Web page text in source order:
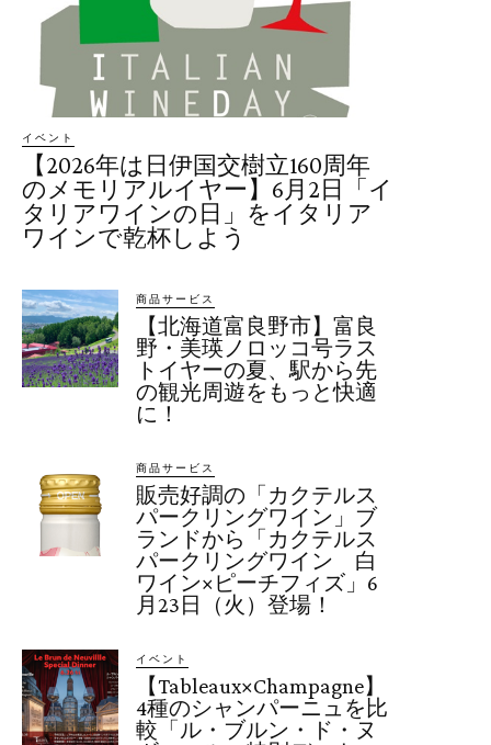
イベント
【2026年は日伊国交樹立160周年
のメモリアルイヤー】6月2日「イ
タリアワインの日」をイタリア
ワインで乾杯しよう
商品サービス
【北海道富良野市】富良
野・美瑛ノロッコ号ラス
トイヤーの夏、駅から先
の観光周遊をもっと快適
に！
商品サービス
販売好調の「カクテルス
パークリングワイン」ブ
ランドから「カクテルス
パークリングワイン 白
ワイン×ピーチフィズ」6
月23日（火）登場！
イベント
【Tableaux×Champagne】
4種のシャンパーニュを比
較「ル・ブルン・ド・ヌ